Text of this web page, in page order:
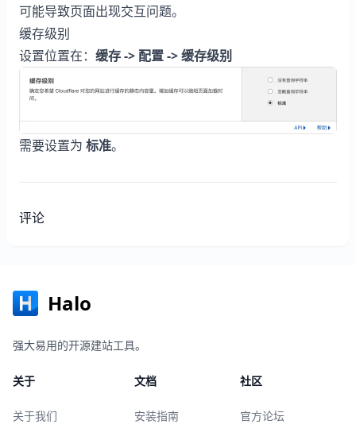
可能导致页面出现交互问题。
缓存级别
设置位置在： 缓存 -> 配置 -> 缓存级别
需要设置为 标准。
评论
Halo
强大易用的开源建站工具。
关于
关于我们
文档
安装指南
社区
官方论坛